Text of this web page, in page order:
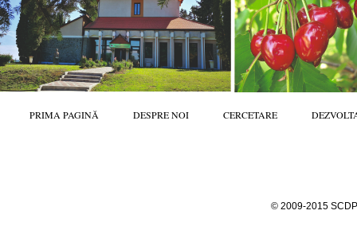
PRIMA PAGINĂ DESPRE NOI CERCETARE
© 2009-2015